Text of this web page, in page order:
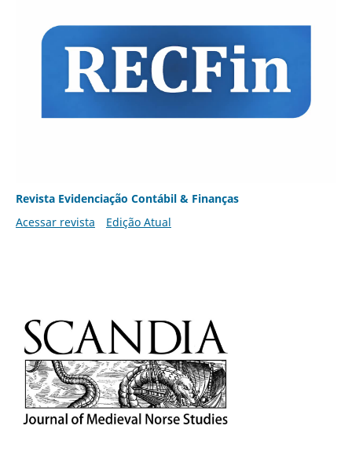
Revista Evidenciação Contábil & Finanças
Acessar revista
Edição Atual